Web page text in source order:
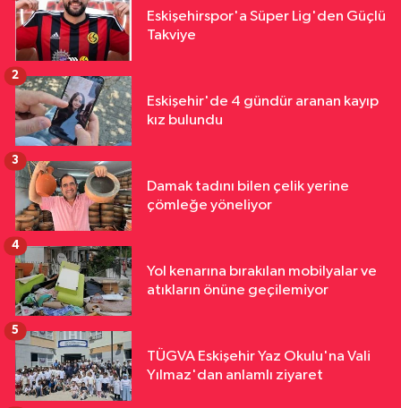
Eskişehirspor'a Süper Lig'den Güçlü
Takviye
Eskişehir'de 4 gündür aranan kayıp
kız bulundu
2
Damak tadını bilen çelik yerine
çömleğe yöneliyor
3
Yol kenarına bırakılan mobilyalar ve
atıkların önüne geçilemiyor
4
TÜGVA Eskişehir Yaz Okulu'na Vali
Yılmaz'dan anlamlı ziyaret
5